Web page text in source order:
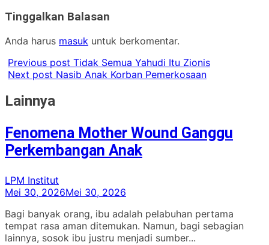
Tinggalkan Balasan
Anda harus masuk untuk berkomentar.
Previous post Tidak Semua Yahudi Itu Zionis
Next post Nasib Anak Korban Pemerkosaan
Lainnya
Fenomena Mother Wound Ganggu
Perkembangan Anak
LPM Institut
Mei 30, 2026Mei 30, 2026
Bagi banyak orang, ibu adalah pelabuhan pertama
tempat rasa aman ditemukan. Namun, bagi sebagian
lainnya, sosok ibu justru menjadi sumber...